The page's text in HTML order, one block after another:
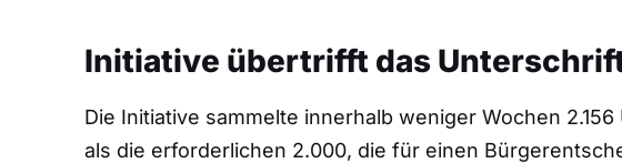
Initiative übertrifft das
Die Initiative sammelte innerhalb weniger Wochen
als die erforderlichen 2.000, die für einen